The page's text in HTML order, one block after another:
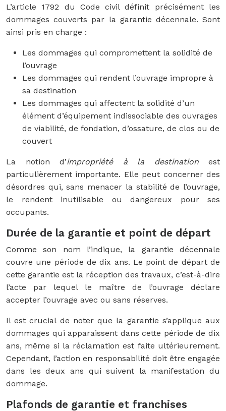
L’article 1792 du Code civil définit précisément les
dommages couverts par la garantie décennale. Sont
ainsi pris en charge :
Les dommages qui compromettent la solidité de
l’ouvrage
Les dommages qui rendent l’ouvrage impropre à
sa destination
Les dommages qui affectent la solidité d’un
élément d’équipement indissociable des ouvrages
de viabilité, de fondation, d’ossature, de clos ou de
couvert
La notion d’impropriété à la destinationest
particulièrement importante. Elle peut concerner des
désordres qui, sans menacer la stabilité de l’ouvrage,
le rendent inutilisable ou dangereux pour ses
occupants.
Durée de la garantie et point de départ
Comme son nom l’indique, la garantie décennale
couvre une période de dix ans. Le point de départ de
cette garantie est la réception des travaux, c’est-à-dire
l’acte par lequel le maître de l’ouvrage déclare
accepter l’ouvrage avec ou sans réserves.
Il est crucial de noter que la garantie s’applique aux
dommages qui apparaissent dans cette période de dix
ans, même si la réclamation est faite ultérieurement.
Cependant, l’action en responsabilité doit être engagée
dans les deux ans qui suivent la manifestation du
dommage.
Plafonds de garantie et franchises